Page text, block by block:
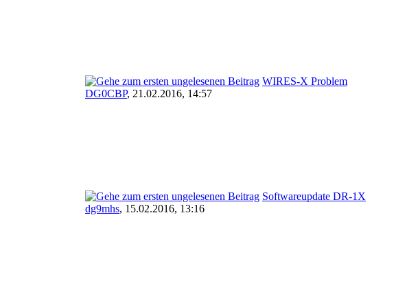
WIRES-X Problem
DG0CBP, 21.02.2016, 14:57
Softwareupdate DR-1X
dg9mhs, 15.02.2016, 13:16